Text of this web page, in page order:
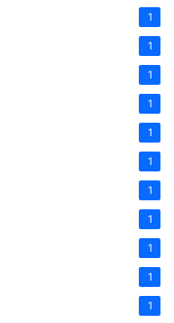
1
1
1
1
1
1
1
1
1
1
1